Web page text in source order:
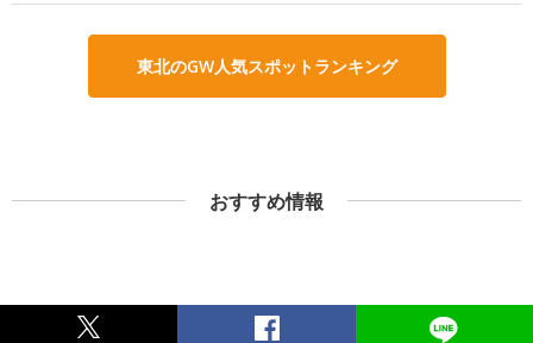
東北のGW人気スポットランキング
おすすめ情報